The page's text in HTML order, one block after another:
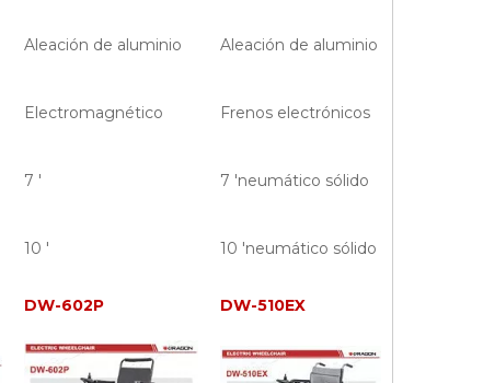
Aleación de aluminio Aleación de aluminio
Electromagnético Frenos electrónicos
7 ' 7 'neumático sólido
10 ' 10 'neumático sólido
DW-602P DW-510EX